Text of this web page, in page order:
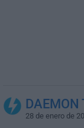
28 de enero de